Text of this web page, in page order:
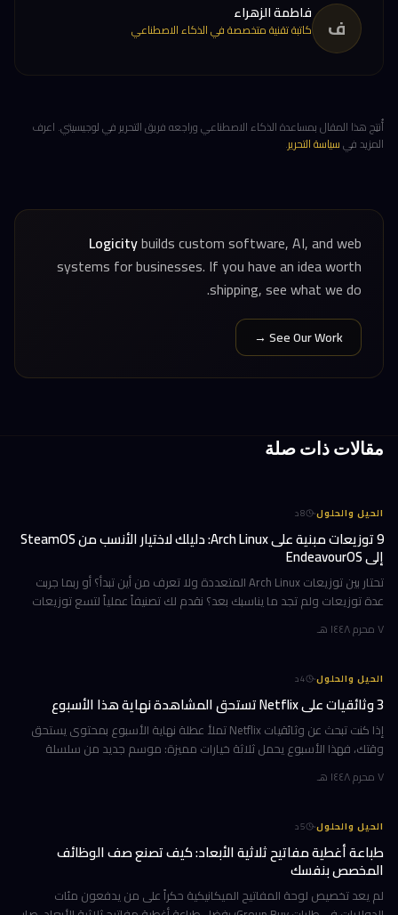
ف فاطمة الزهراء
كاتبة تقنية متخصصة في الذكاء الاصطناعي
أُنتِج هذا المقال بمساعدة الذكاء الاصطناعي وراجعه فريق التحرير في لوجيسيتي. اعرف
المزيد فيسياسة التحرير.
Logicitybuilds custom software, AI, and web
systems for businesses. If you have an idea worth
shipping, see what we do.
See Our Work →
مقالات ذات صلة
الحيل والحلول·
8د
9 توزيعات مبنية على Arch Linux: دليلك لاختيار الأنسب من SteamOS
إلى EndeavourOS
تحتار بين توزيعات Arch Linux المتعددة ولا تعرف من أين تبدأ؟ أو ربما جربت
عدة توزيعات ولم تجد ما يناسبك بعد؟ نقدم لك تصنيفاً عملياً لتسع توزيعات
٧ محرم ١٤٤٨ هـ
الحيل والحلول·
4د
3 وثائقيات على Netflix تستحق المشاهدة نهاية هذا الأسبوع
إذا كنت تبحث عن وثائقيات Netflix تملأ عطلة نهاية الأسبوع بمحتوى يستحق
وقتك، فهذا الأسبوع يحمل ثلاثة خيارات مميزة: موسم جديد من سلسلة
٧ محرم ١٤٤٨ هـ
الحيل والحلول·
5د
طباعة أغطية مفاتيح ثلاثية الأبعاد: كيف تصنع صف الوظائف
المخصص بنفسك
لم يعد تخصيص لوحة المفاتيح الميكانيكية حكراً على من يدفعون مئات